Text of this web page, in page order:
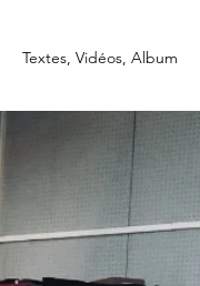
Textes, Vidéos, Album